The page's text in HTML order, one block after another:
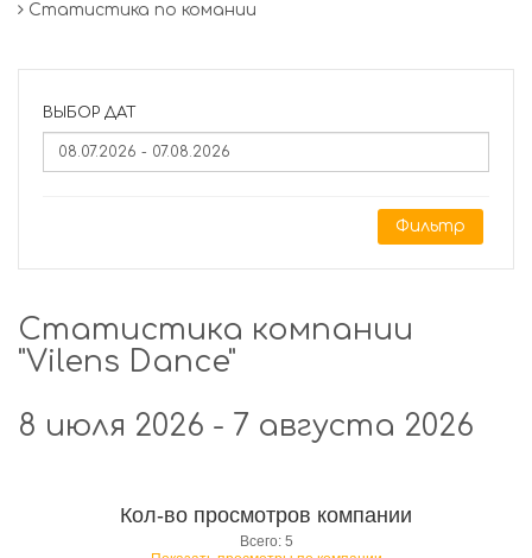
Статистика по комании
ВЫБОР ДАТ
Фильтр
Статистика компании
"Vilens Dance"
8 июля 2026 - 7 августа 2026
Кол-во просмотров компании
Всего: 5